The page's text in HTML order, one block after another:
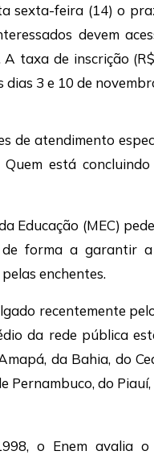
sexta-feira (14) o
devem
A taxa de inscrição
dias 3 e 10 de
de atendimento
Quem está
Educação (MEC)
forma a garantir a
enchentes.
recentemente
da rede pública
da Bahia, do
Pernambuco, do
o Enem avalia